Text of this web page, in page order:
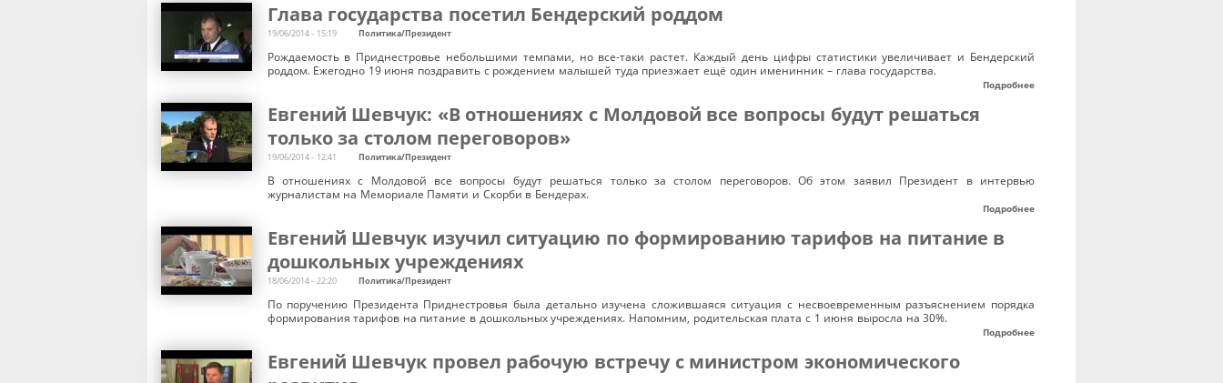
Глава государства посетил Бендерский роддом
19/06/2014 - 15:19 Политика/Президент
Рождаемость в Приднестровье небольшими темпами, но все-таки растет. Каждый день цифры статистики увеличивает и Бендерский
роддом. Ежегодно 19 июня поздравить с рождением малышей туда приезжает ещё один именинник – глава государства.
Подробнее
Евгений Шевчук: «В отношениях с Молдовой все вопросы будут решаться
только за столом переговоров»
19/06/2014 - 12:41 Политика/Президент
В отношениях с Молдовой все вопросы будут решаться только за столом переговоров. Об этом заявил Президент в интервью
журналистам на Мемориале Памяти и Скорби в Бендерах.
Подробнее
Евгений Шевчук изучил ситуацию по формированию тарифов на питание в
дошкольных учреждениях
18/06/2014 - 22:20 Политика/Президент
По поручению Президента Приднестровья была детально изучена сложившаяся ситуация с несвоевременным разъяснением порядка
формирования тарифов на питание в дошкольных учреждениях. Напомним, родительская плата с 1 июня выросла на 30%.
Подробнее
Евгений Шевчук провел рабочую встречу с министром экономического